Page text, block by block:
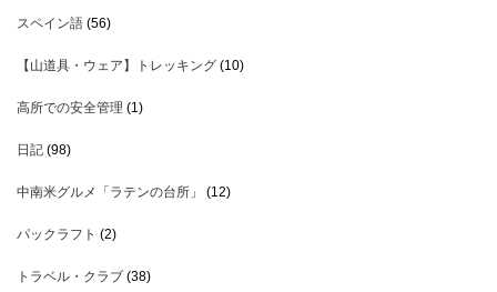
スペイン語 (56)
【山道具・ウェア】トレッキング (10)
高所での安全管理 (1)
日記 (98)
中南米グルメ「ラテンの台所」 (12)
パックラフト (2)
トラベル・クラブ (38)